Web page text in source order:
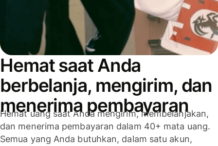
Hemat saat Anda
berbelanja, mengirim, dan
menerima pembayaran
Hemat uang saat Anda mengirim, membelanjakan,
dan menerima pembayaran dalam 40+ mata uang.
Semua yang Anda butuhkan, dalam satu akun,